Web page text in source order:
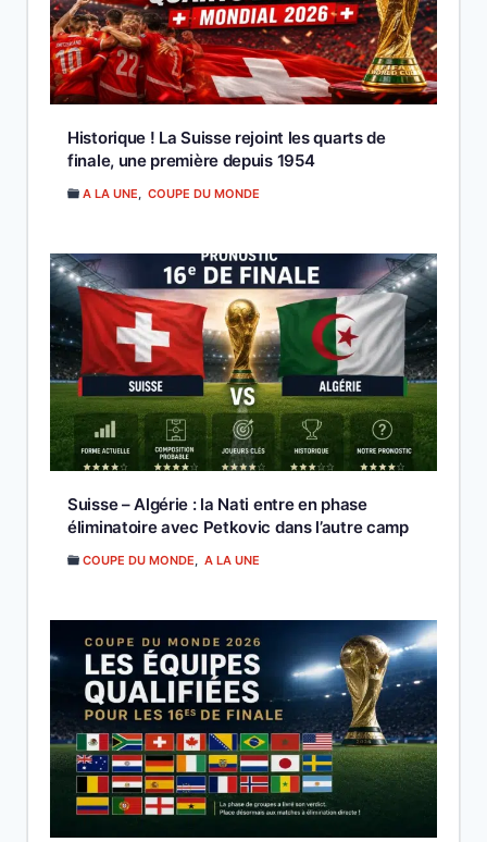
Historique ! La Suisse rejoint les quarts de
finale, une première depuis 1954
A LA UNE COUPE DU MONDE
Suisse – Algérie : la Nati entre en phase
éliminatoire avec Petkovic dans l’autre camp
COUPE DU MONDE, A LA UNE